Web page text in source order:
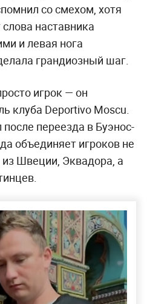
со смехом, хотя
наставника
и левая нога
грандиозный шаг.
игрок — он
клуба Deportivo Moscu.
переезда в Буэнос-
объединяет игроков не
из Швеции, Эквадора, а